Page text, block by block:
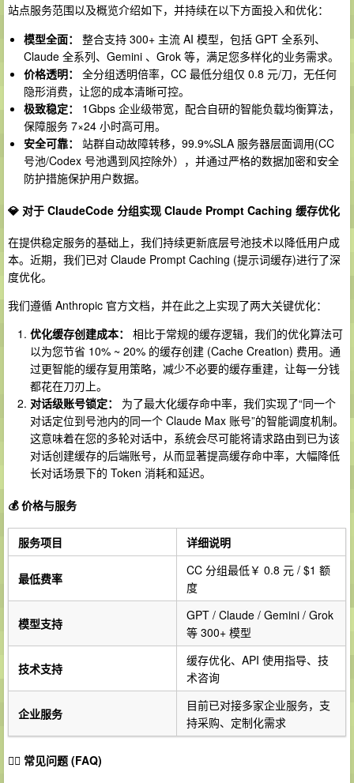
站点服务范围以及概览介绍如下，并持续在以下方面投入和优化：
模型全面：
整合支持 300+ 主流 AI 模型，包括 GPT 全系列、
Claude 全系列、Gemini 、Grok 等，满足您多样化的业务需求。
价格透明：
全分组透明倍率，CC 最低分组仅 0.8 元/刀，无任何
隐形消费，让您的成本清晰可控。
极致稳定：
1Gbps 企业级带宽，配合自研的智能负载均衡算法，
保障服务 7×24 小时高可用。
安全可靠：
站群自动故障转移，99.9%SLA 服务器层面调用(CC
号池/Codex 号池遇到风控除外），并通过严格的数据加密和安全
防护措施保护用户数据。
💎 对于 ClaudeCode 分组实现 Claude Prompt Caching 缓存优化
在提供稳定服务的基础上，我们持续更新底层号池技术以降低用户成
本。近期，我们已对 Claude Prompt Caching (提示词缓存)进行了深
度优化。
我们遵循 Anthropic 官方文档，并在此之上实现了两大关键优化：
优化缓存创建成本：
相比于常规的缓存逻辑，我们的优化算法可
以为您节省 10% ~ 20% 的缓存创建 (Cache Creation) 费用。通
过更智能的缓存复用策略，减少不必要的缓存重建，让每一分钱
都花在刀刃上。
对话级账号锁定：
为了最大化缓存命中率，我们实现了“同一个
对话定位到号池内的同一个 Claude Max 账号”的智能调度机制。
这意味着在您的多轮对话中，系统会尽可能将请求路由到已为该
对话创建缓存的后端账号，从而显著提高缓存命中率，大幅降低
长对话场景下的 Token 消耗和延迟。
💰 价格与服务
服务项目 详细说明
最低费率
CC 分组最低￥ 0.8 元 / $1 额
度
模型支持
GPT / Claude / Gemini / Grok
等 300+ 模型
技术支持
缓存优化、API 使用指导、技
术咨询
企业服务
目前已对接多家企业服务，支
持采购、定制化需求
🙋‍♂️ 常见问题 (FAQ)